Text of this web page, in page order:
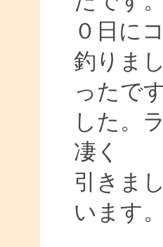
０日に
釣りま
ったで
した。
凄く
引きま
います